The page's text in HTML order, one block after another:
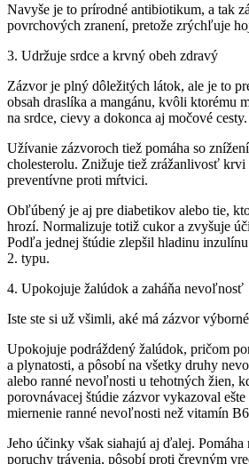
Navyše je to prírodné antibiotikum, a tak
povrchových zranení, pretože zrýchľuje
3. Udržuje srdce a krvný obeh zdravý
Zázvor je plný dôležitých látok, ale je to
obsah draslíka a mangánu, kvôli ktorému
na srdce, cievy a dokonca aj močové cesty.
Užívanie zázvoroch tiež pomáha so
cholesterolu. Znižuje tiež zrážanlivosť krvi
preventívne proti mŕtvici.
Obľúbený je aj pre diabetikov alebo tie,
hrozí. Normalizuje totiž cukor a zvyšuje
Podľa jednej štúdie zlepšil hladinu
2. typu.
4. Upokojuje žalúdok a zaháňa nevoľnosť
Iste ste si už všimli, aké má zázvor
Upokojuje podráždený žalúdok, pričom
a plynatosti, a pôsobí na všetky druhy
alebo ranné nevoľnosti u tehotných žien,
porovnávacej štúdie zázvor vykazoval
miernenie ranné nevoľnosti než vitamín
Jeho účinky však siahajú aj ďalej.
poruchy trávenia, pôsobí proti črevným